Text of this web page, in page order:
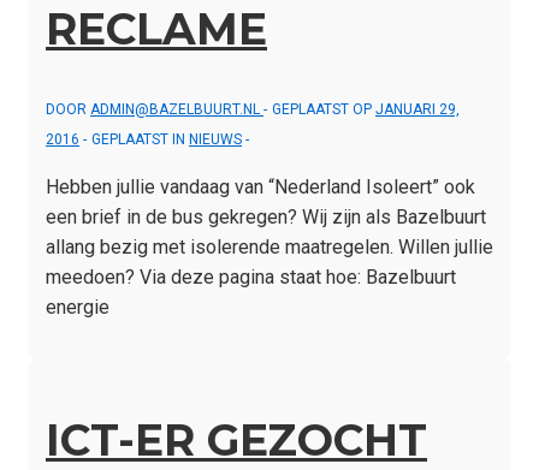
RECLAME
DOOR ADMIN@BAZELBUURT.NL GEPLAATST OP JANUARI 29,
2016
GEPLAATST IN NIEUWS
Hebben jullie vandaag van “Nederland Isoleert” ook
een brief in de bus gekregen? Wij zijn als Bazelbuurt
allang bezig met isolerende maatregelen. Willen jullie
meedoen? Via deze pagina staat hoe: Bazelbuurt
energie
ICT-ER GEZOCHT